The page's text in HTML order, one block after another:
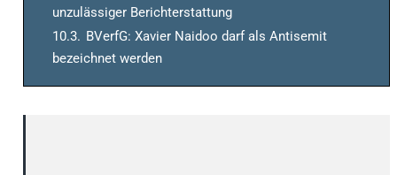
unzulässiger Berichterstattung
10.3. BVerfG: Xavier Naidoo darf als Antisemit
bezeichnet werden